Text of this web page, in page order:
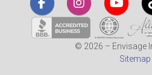
© 2026 – Envisage
Sitemap